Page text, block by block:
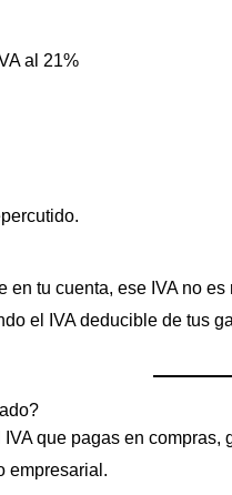
al 21%
en tu cuenta, ese IVA no
el IVA deducible de tus
IVA que pagas en
empresarial.